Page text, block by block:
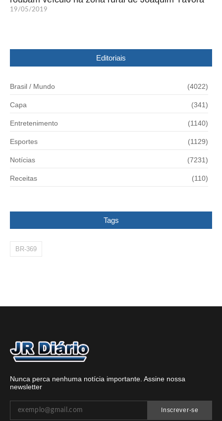
19/05/2019
Editoriais
Brasil / Mundo (4022)
Capa (341)
Entretenimento (1140)
Esportes (1129)
Notícias (7231)
Receitas (110)
Tags
BR-369
Nunca perca nenhuma notícia importante. Assine nossa
newsletter
Inscrever-se